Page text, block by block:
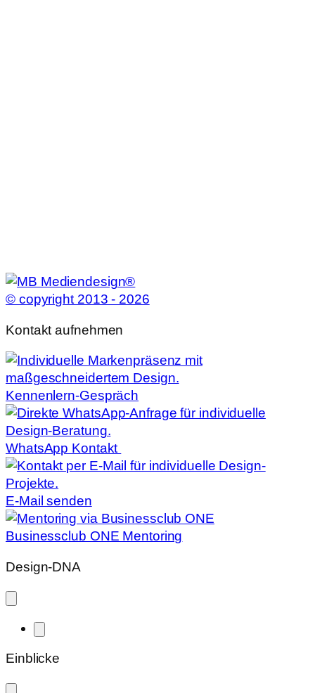
© copyright 2013 - 2026
Kontakt aufnehmen
Kennenlern-Gespräch
WhatsApp Kontakt
E-Mail senden
Businessclub ONE Mentoring
Design-DNA
Einblicke